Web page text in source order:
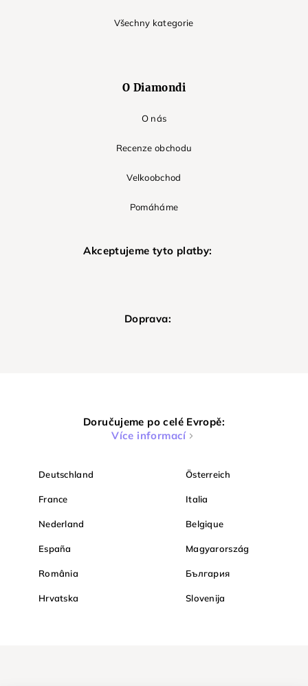
Všechny kategorie
O Diamondi
O nás
Recenze obchodu
Velkoobchod
Pomáháme
Akceptujeme tyto platby:
Doprava:
Doručujeme po celé Evropě:
Více informací
Deutschland Österreich
France Italia
Nederland Belgique
España Magyarország
România България
Hrvatska Slovenija